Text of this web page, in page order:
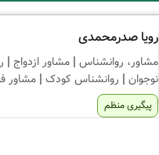
رویا صدرمحمدی
مشاور، روانشناس | مشاور ازدواج |
نوجوان | روانشناس کودک | مشاور
پیگیری منظم